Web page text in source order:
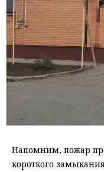
Напомним, пожар
короткого